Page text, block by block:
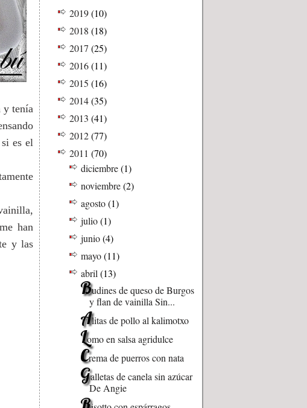
y tenía
es el
han
y las
2019(10)
2018 (18)
2017 (25)
2016(11)
2015 (16)
2014(35)
2013 (41)
2012(77)
2011 (70)
diciembre(1)
noviembre(2)
agosto(1)
julio(1)
junio(4)
mayo(11)
abril(13)
Budines de queso de Burgos
y flan de vainilla Sin...
Alitas de pollo al kalimotxo
Lomo en salsa agridulce
Crema de puerros con nata
Galletas de canela sin azúcar
De Angie